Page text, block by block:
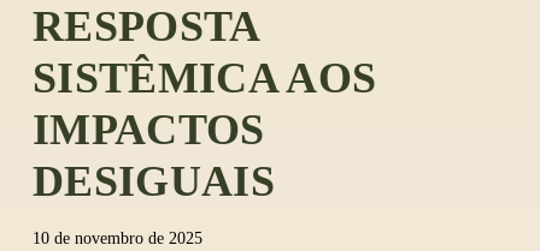
RESPOSTA
SISTÊMICA AOS
IMPACTOS
DESIGUAIS
10 de novembro de 2025